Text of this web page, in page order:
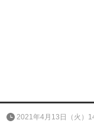
2021年4月13日（火）